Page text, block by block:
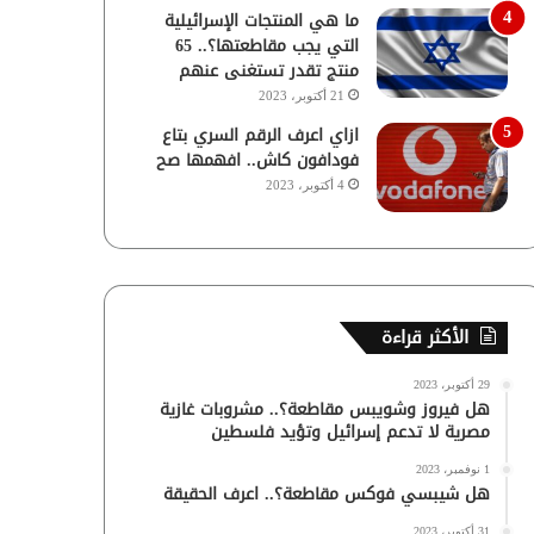
ما هي المنتجات الإسرائيلية
التي يجب مقاطعتها؟.. 65
منتج تقدر تستغنى عنهم
21 أكتوبر، 2023
ازاي اعرف الرقم السري بتاع
فودافون كاش.. افهمها صح
4 أكتوبر، 2023
الأكثر قراءة
29 أكتوبر، 2023
هل فيروز وشويبس مقاطعة؟.. مشروبات غازية
مصرية لا تدعم إسرائيل وتؤيد فلسطين
1 نوفمبر، 2023
هل شيبسي فوكس مقاطعة؟.. اعرف الحقيقة
31 أكتوبر، 2023